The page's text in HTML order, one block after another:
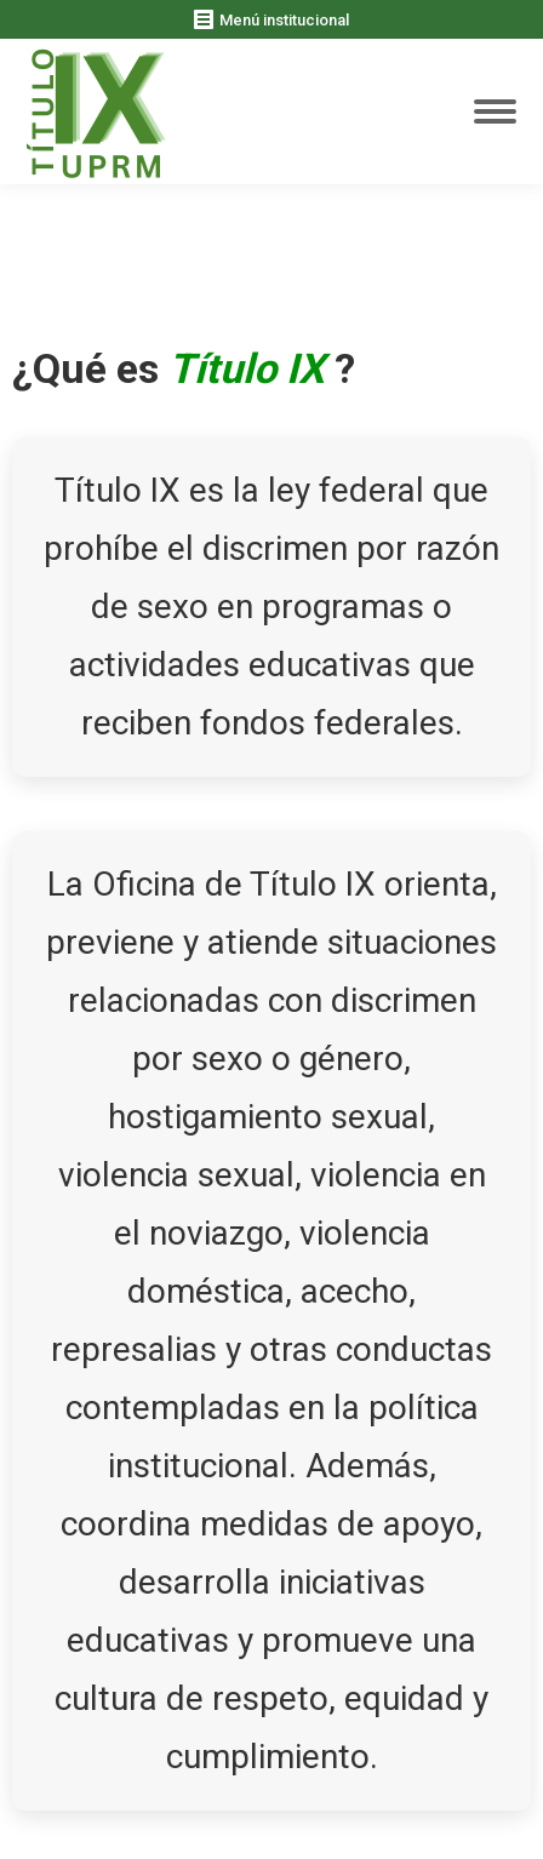
Menú institucional
¿Qué es Título IX?
Título IX es la ley federal que
prohíbe el discrimen por razón
de sexo en programas o
actividades educativas que
reciben fondos federales.
La Oficina de Título IX orienta,
previene y atiende situaciones
relacionadas con discrimen
por sexo o género,
hostigamiento sexual,
violencia sexual, violencia en
el noviazgo, violencia
doméstica, acecho,
represalias y otras conductas
contempladas en la política
institucional. Además,
coordina medidas de apoyo,
desarrolla iniciativas
educativas y promueve una
cultura de respeto, equidad y
cumplimiento.